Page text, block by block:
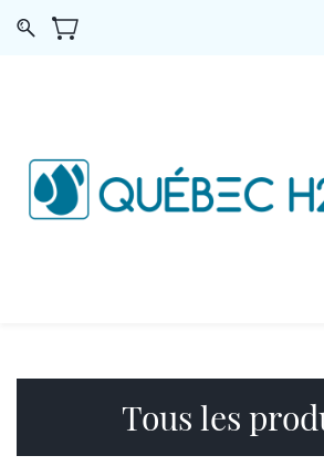
Tous les